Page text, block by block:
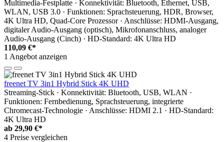
Multimedia-Festplatte · Konnektivität: Bluetooth, Ethernet, USB,
WLAN, USB 3.0 · Funktionen: Sprachsteuerung, HDR, Browser,
4K Ultra HD, Quad-Core Prozessor · Anschlüsse: HDMI-Ausgang,
digitaler Audio-Ausgang (optisch), Mikrofonanschluss, analoger
Audio-Ausgang (Cinch) · HD-Standard: 4K Ultra HD
110,09 €*
1 Angebot anzeigen
freenet TV 3in1 Hybrid Stick 4K UHD
Streaming-Stick · Konnektivität: Bluetooth, USB, WLAN ·
Funktionen: Fernbedienung, Sprachsteuerung, integrierte
Chromecast-Technologie · Anschlüsse: HDMI 2.1 · HD-Standard:
4K Ultra HD
ab 29,90 €*
4 Preise vergleichen